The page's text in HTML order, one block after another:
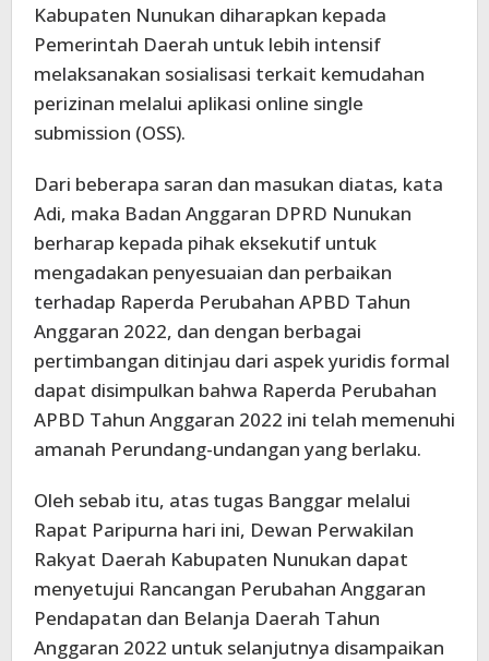
Kabupaten Nunukan diharapkan kepada
Pemerintah Daerah untuk lebih intensif
melaksanakan sosialisasi terkait kemudahan
perizinan melalui aplikasi online single
submission (OSS).
Dari beberapa saran dan masukan diatas, kata
Adi, maka Badan Anggaran DPRD Nunukan
berharap kepada pihak eksekutif untuk
mengadakan penyesuaian dan perbaikan
terhadap Raperda Perubahan APBD Tahun
Anggaran 2022, dan dengan berbagai
pertimbangan ditinjau dari aspek yuridis formal
dapat disimpulkan bahwa Raperda Perubahan
APBD Tahun Anggaran 2022 ini telah memenuhi
amanah Perundang-undangan yang berlaku.
Oleh sebab itu, atas tugas Banggar melalui
Rapat Paripurna hari ini, Dewan Perwakilan
Rakyat Daerah Kabupaten Nunukan dapat
menyetujui Rancangan Perubahan Anggaran
Pendapatan dan Belanja Daerah Tahun
Anggaran 2022 untuk selanjutnya disampaikan